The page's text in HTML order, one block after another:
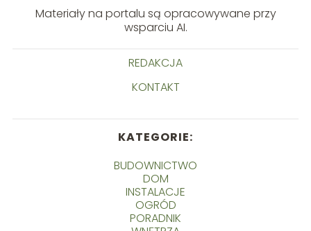
Materiały na portalu są opracowywane przy
wsparciu AI.
REDAKCJA
KONTAKT
KATEGORIE:
BUDOWNICTWO
DOM
INSTALACJE
OGRÓD
PORADNIK